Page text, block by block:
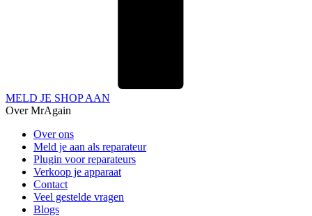
MELD JE SHOP AAN
Over MrAgain
Over ons
Meld je aan als reparateur
Plugin voor reparateurs
Verkoop je apparaat
Contact
Veel gestelde vragen
Blogs